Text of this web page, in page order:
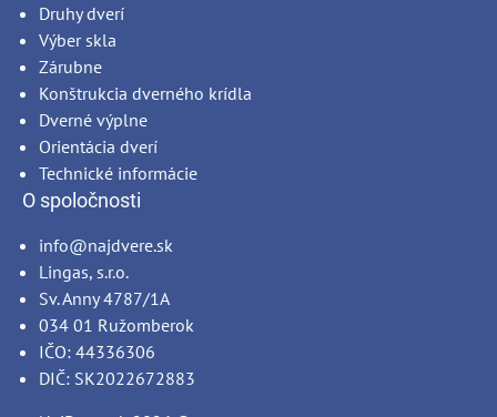
Druhy dverí
Výber skla
Zárubne
Konštrukcia dverného krídla
Dverné výplne
Orientácia dverí
Technické informácie
O spoločnosti
info@najdvere.sk
Lingas, s.r.o.
Sv. Anny 4787/1A
034 01 Ružomberok
IČO: 44336306
DIČ: SK2022672883